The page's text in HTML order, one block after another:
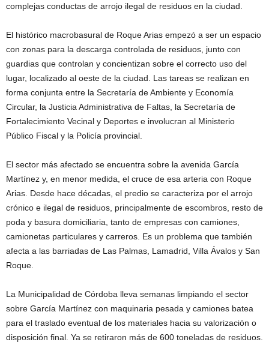
complejas conductas de arrojo ilegal de residuos en la ciudad.
El histórico macrobasural de Roque Arias empezó a ser un espacio
con zonas para la descarga controlada de residuos, junto con
guardias que controlan y concientizan sobre el correcto uso del
lugar, localizado al oeste de la ciudad. Las tareas se realizan en
forma conjunta entre la Secretaría de Ambiente y Economía
Circular, la Justicia Administrativa de Faltas, la Secretaría de
Fortalecimiento Vecinal y Deportes e involucran al Ministerio
Público Fiscal y la Policía provincial.
El sector más afectado se encuentra sobre la avenida García
Martínez y, en menor medida, el cruce de esa arteria con Roque
Arias. Desde hace décadas, el predio se caracteriza por el arrojo
crónico e ilegal de residuos, principalmente de escombros, resto de
poda y basura domiciliaria, tanto de empresas con camiones,
camionetas particulares y carreros. Es un problema que también
afecta a las barriadas de Las Palmas, Lamadrid, Villa Ávalos y San
Roque.
La Municipalidad de Córdoba lleva semanas limpiando el sector
sobre García Martínez con maquinaria pesada y camiones batea
para el traslado eventual de los materiales hacia su valorización o
disposición final. Ya se retiraron más de 600 toneladas de residuos.